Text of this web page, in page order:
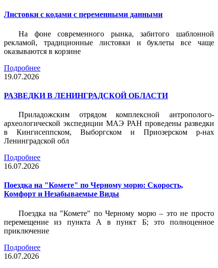
Листовки c кодами с переменными данными
На фоне современного рынка, забитого шаблонной
рекламой, традиционные листовки и буклеты все чаще
оказываются в корзине
Подробнее
19.07.2026
РАЗВЕДКИ В ЛЕНИНГРАДСКОЙ ОБЛАСТИ
Приладожским отрядом комплексной антрополого-
археологической экспедиции МАЭ РАН проведены разведки
в Кингисеппском, Выборгском и Приозерском р-нах
Ленинградской обл
Подробнее
16.07.2026
Поездка на "Комете" по Черному морю: Скорость,
Комфорт и Незабываемые Виды
Поездка на "Комете" по Черному морю – это не просто
перемещение из пункта А в пункт Б; это полноценное
приключение
Подробнее
16.07.2026